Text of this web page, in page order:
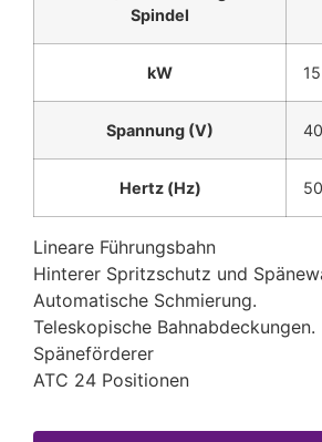
Spindel
kW 15
Spannung (V)
Hertz (Hz) 50
Lineare Führungsbahn
Hinterer Spritzschutz und
Automatische Schmierung.
Teleskopische Bahnabdeckungen.
Späneförderer
ATC 24 Positionen